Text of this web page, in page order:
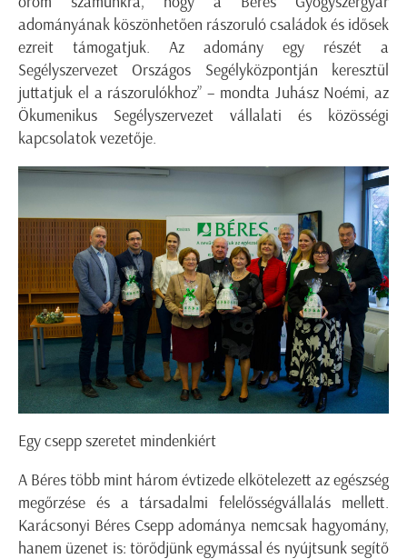
adományának köszönhetően rászoruló családok és idősek
ezreit támogatjuk. Az adomány egy részét a
Segélyszervezet Országos Segélyközpontján keresztül
juttatjuk el a rászorulókhoz” – mondta Juhász Noémi, az
Ökumenikus Segélyszervezet vállalati és közösségi
kapcsolatok vezetője.
Egy csepp szeretet mindenkiért
A Béres több mint három évtizede elkötelezett az egészség
megőrzése és a társadalmi felelősségvállalás mellett.
Karácsonyi Béres Csepp adománya nemcsak hagyomány,
hanem üzenet is: törődjünk egymással és nyújtsunk segítő